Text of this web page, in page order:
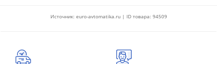
Источник: euro-avtomatika.ru | ID товара: 94509